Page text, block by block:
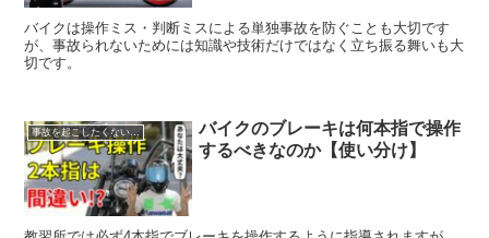
バイクは操作ミス・判断ミスによる単独事故を防ぐことも大切です
が、事故られないためには知識や技術だけではなく立ち振る舞いも大
切です。
事故を起こしたくない人へ
バイクのブレーキは何本指で操作
するべきなのか【使い分け】